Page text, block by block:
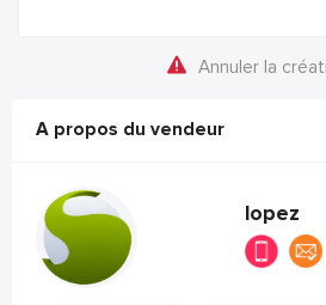
Annuler la
A propos du vendeur
lopez